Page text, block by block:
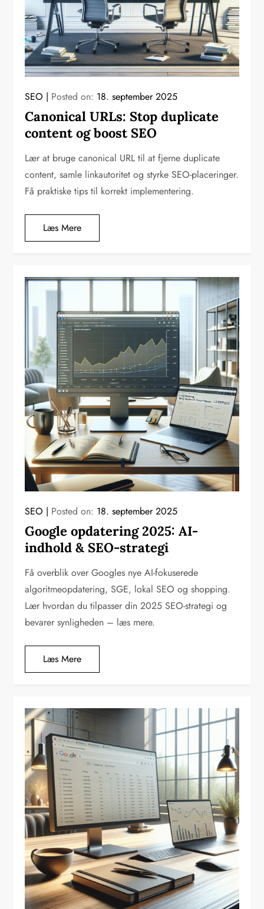
SEO Posted on: 18. september 2025
Canonical URLs: Stop duplicate
content og boost SEO
Lær at bruge canonical URL til at fjerne duplicate
content, samle linkautoritet og styrke SEO-placeringer.
Få praktiske tips til korrekt implementering.
Læs Mere
SEO Posted on: 18. september 2025
Google opdatering 2025: AI-
indhold & SEO-strategi
Få overblik over Googles nye AI-fokuserede
algoritmeopdatering, SGE, lokal SEO og shopping.
Lær hvordan du tilpasser din 2025 SEO-strategi og
bevarer synligheden – læs mere.
Læs Mere